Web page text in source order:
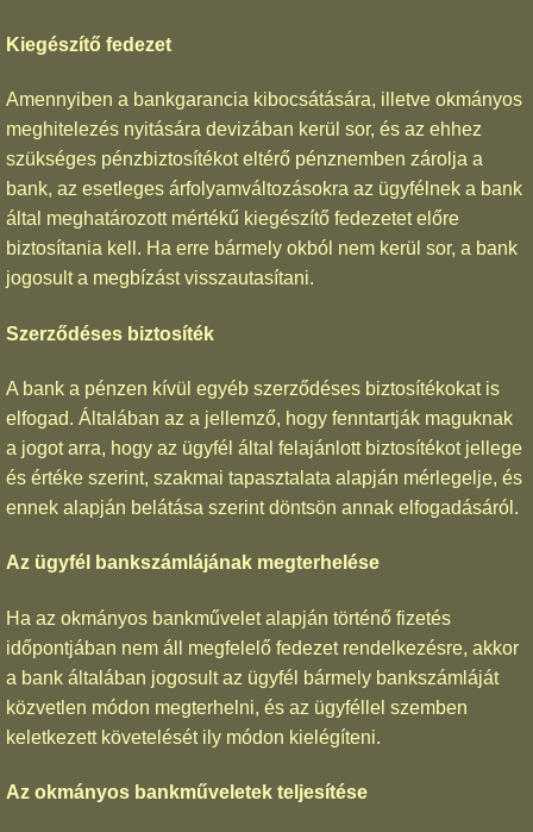
Kiegészítő fedezet
Amennyiben a bankgarancia kibocsátására, illetve okmányos
meghitelezés nyitására devizában kerül sor, és az ehhez
szükséges pénzbiztosítékot eltérő pénznemben zárolja a
bank, az esetleges árfolyamváltozásokra az ügyfélnek a bank
által meghatározott mértékű kiegészítő fedezetet előre
biztosítania kell. Ha erre bármely okból nem kerül sor, a bank
jogosult a megbízást visszautasítani.
Szerződéses biztosíték
A bank a pénzen kívül egyéb szerződéses biztosítékokat is
elfogad. Általában az a jellemző, hogy fenntartják maguknak
a jogot arra, hogy az ügyfél által felajánlott biztosítékot jellege
és értéke szerint, szakmai tapasztalata alapján mérlegelje, és
ennek alapján belátása szerint döntsön annak elfogadásáról.
Az ügyfél bankszámlájának megterhelése
Ha az okmányos bankművelet alapján történő fizetés
időpontjában nem áll megfelelő fedezet rendelkezésre, akkor
a bank általában jogosult az ügyfél bármely bankszámláját
közvetlen módon megterhelni, és az ügyféllel szemben
keletkezett követelését ily módon kielégíteni.
Az okmányos bankműveletek teljesítése